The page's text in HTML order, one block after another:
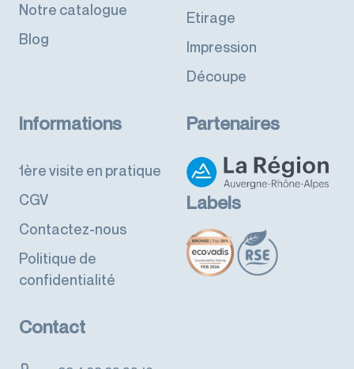
Notre catalogue
Blog
Etirage
Impression
Découpe
Informations
1ère visite en pratique
CGV
Contactez-nous
Politique de
confidentialité
Partenaires
Labels
Contact